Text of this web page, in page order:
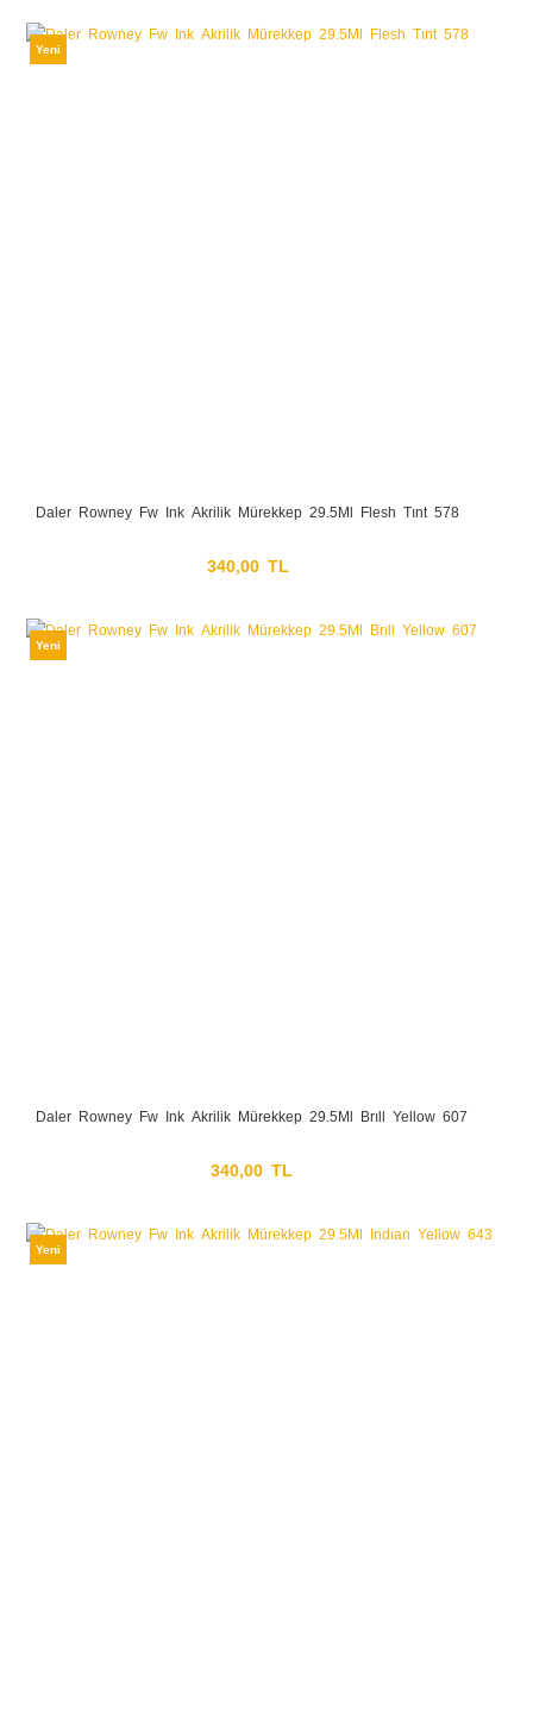
Yeni
Daler Rowney Fw Ink Akrilik Mürekkep 29.5Ml Flesh Tınt 578
340,00 TL
Yeni
Daler Rowney Fw Ink Akrilik Mürekkep 29.5Ml Brıll Yellow 607
340,00 TL
Yeni